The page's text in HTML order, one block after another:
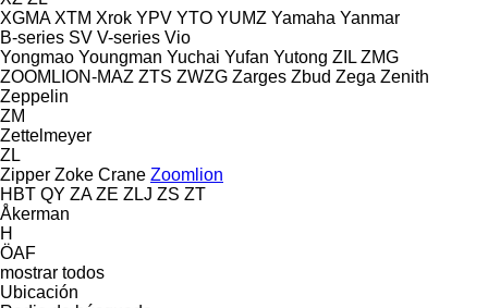
XGMA XTM Xrok YPV YTO YUMZ Yamaha Yanmar
B-series SV V-series Vio
Yongmao Youngman Yuchai Yufan Yutong ZIL ZMG
ZOOMLION-MAZ ZTS ZWZG Zarges Zbud Zega Zenith
Zeppelin
ZM
Zettelmeyer
ZL
Zipper Zoke Crane Zoomlion
HBT QY ZA ZE ZLJ ZS ZT
Åkerman
H
ÖAF
mostrar todos
Ubicación